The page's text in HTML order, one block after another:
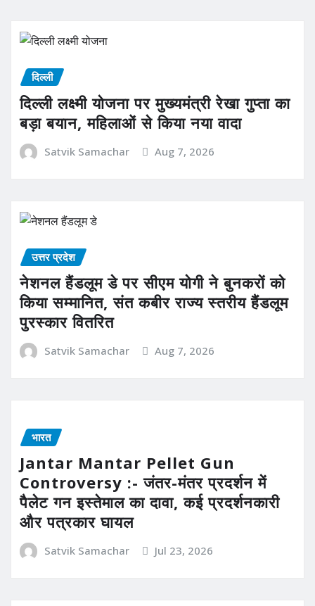
दिल्ली
दिल्ली लक्ष्मी योजना पर मुख्यमंत्री रेखा गुप्ता का
बड़ा बयान, महिलाओं से किया नया वादा
Satvik Samachar Aug 7, 2026
उत्तर प्रदेश
नेशनल हैंडलूम डे पर सीएम योगी ने बुनकरों को
किया सम्मानित, संत कबीर राज्य स्तरीय हैंडलूम
पुरस्कार वितरित
Satvik Samachar Aug 7, 2026
भारत
Jantar Mantar Pellet Gun
Controversy :- जंतर-मंतर प्रदर्शन में
पैलेट गन इस्तेमाल का दावा, कई प्रदर्शनकारी
और पत्रकार घायल
Satvik Samachar Jul 23, 2026